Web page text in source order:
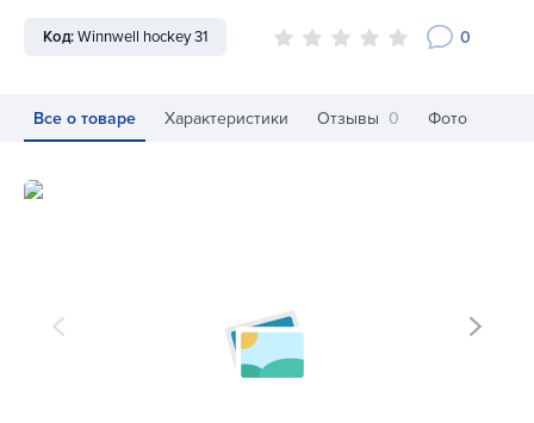
Код:Winnwell hockey 31 0
Все о товаре Характеристики Отзывы 0 Фото
Коньки Winnwell Hockey skate р. 31